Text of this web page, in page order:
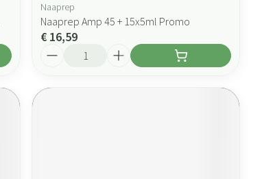
Naaprep
Naaprep Amp 45 + 15x5ml Promo
€ 16,59